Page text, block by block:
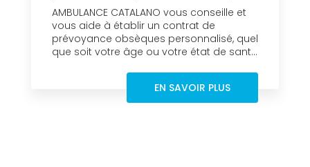
AMBULANCE CATALANO vous conseille et
vous aide à établir un contrat de
prévoyance obsèques personnalisé, quel
que soit votre âge ou votre état de sant...
EN SAVOIR PLUS